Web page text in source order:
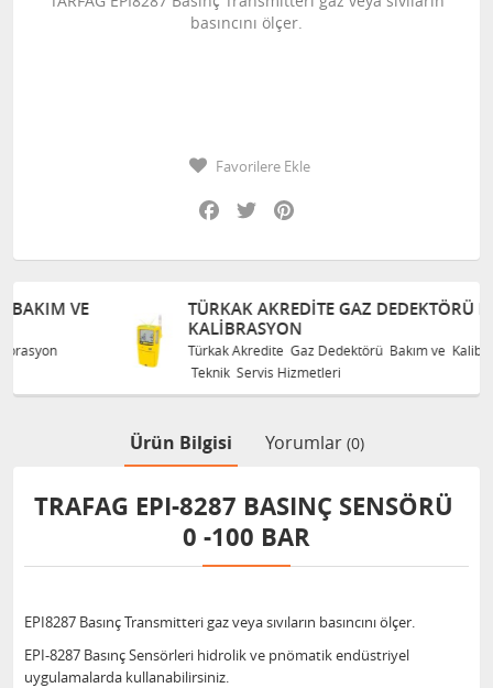
basıncını ölçer.
Favorilere Ekle
Facebook
Twitter
TÜRKAK AKREDITE GAZ DEDEKTÖRÜ BAKIM VE
KALIBRASYON
Türkak Akredite Gaz Dedektörü Bakım ve Kalibrasyon
Teknik Servis Hizmetleri
Ürün Bilgisi Yorumlar (0)
TRAFAG EPI-8287 BASINÇ SENSÖRÜ
0 -100 BAR
EPI8287 Basınç Transmitteri gaz veya sıvıların basıncını ölçer.
EPI-8287 Basınç Sensörleri hidrolik ve pnömatik endüstriyel
uygulamalarda kullanabilirsiniz.